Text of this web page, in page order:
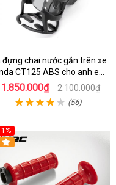
đựng chai nước gắn trên xe
CT125 ABS cho anh em
đi phượt
1.850.000₫ 2.100.000₫
(56)